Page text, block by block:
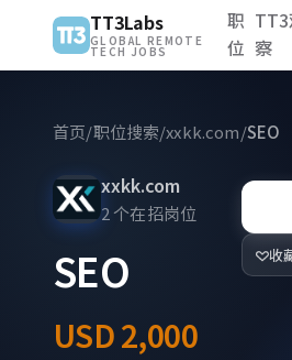
TT3Labs
GLOBAL REMOTE
TECH JOBS
职
位 察
首页/职位搜索/xxkk.com/SEO
xxkk.com
2 个在招岗位
SEO
USD 2,000
收